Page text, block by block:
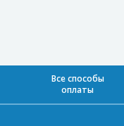
Все способы
оплаты